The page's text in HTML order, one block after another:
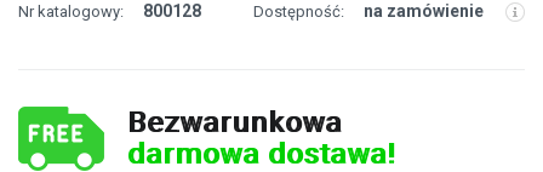
Nr katalogowy: 800128 Dostępność: na zamówienie
Bezwarunkowa
darmowa dostawa!